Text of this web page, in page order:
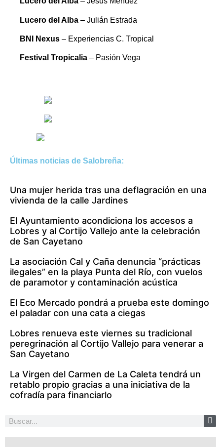
Lucero del Alba – Julián Estrada
BNI Nexus – Experiencias C. Tropical
Festival Tropicalia – Pasión Vega
Últimas noticias de Salobreña:
Una mujer herida tras una deflagración en una
vivienda de la calle Jardines
El Ayuntamiento acondiciona los accesos a
Lobres y al Cortijo Vallejo ante la celebración
de San Cayetano
La asociación Cal y Caña denuncia “prácticas
ilegales” en la playa Punta del Río, con vuelos
de paramotor y contaminación acústica
El Eco Mercado pondrá a prueba este domingo
el paladar con una cata a ciegas
Lobres renueva este viernes su tradicional
peregrinación al Cortijo Vallejo para venerar a
San Cayetano
La Virgen del Carmen de La Caleta tendrá un
retablo propio gracias a una iniciativa de la
cofradía para financiarlo